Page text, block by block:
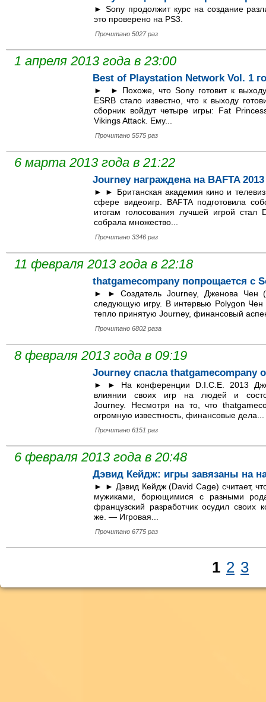
► Sony продолжит курс на создание
это проверено на PS3.
Прочитано 5027 раз
1 апреля 2013 года в 23:00
Best of Playstation Network Vol. 1
► ► Похоже, что Sony готовит к выходу
ESRB стало известно, что к выходу
сборник войдут четыре игры: Fat
Vikings Attack. Ему...
Прочитано 5575 раз
6 марта 2013 года в 21:22
Journey награждена на BAFTA 2013
► ► Британская академия кино и
сфере видеоигр. BAFTA подготовила
итогам голосования лучшей игрой
собрала множество...
Прочитано 3346 раз
11 февраля 2013 года в 22:18
thatgamecompany попрощается с
► ► Создатель Journey, Дженова Чен
следующую игру. В интервью Polygon
тепло принятую Journey, финансовый
Прочитано 6802 раза
8 февраля 2013 года в 09:19
Journey спасла thatgamecompany
► ► На конференции D.I.C.E. 2013
влиянии своих игр на людей и
Journey. Несмотря на то, что
огромную известность, финансовые дела...
Прочитано 6151 раз
6 февраля 2013 года в 20:48
Дэвид Кейдж: игры завязаны на
► ► Дэвид Кейдж (David Cage) считает,
мужиками, борющимися с разными
французский разработчик осудил своих
же. — Игровая...
Прочитано 6775 раз
1 2 3